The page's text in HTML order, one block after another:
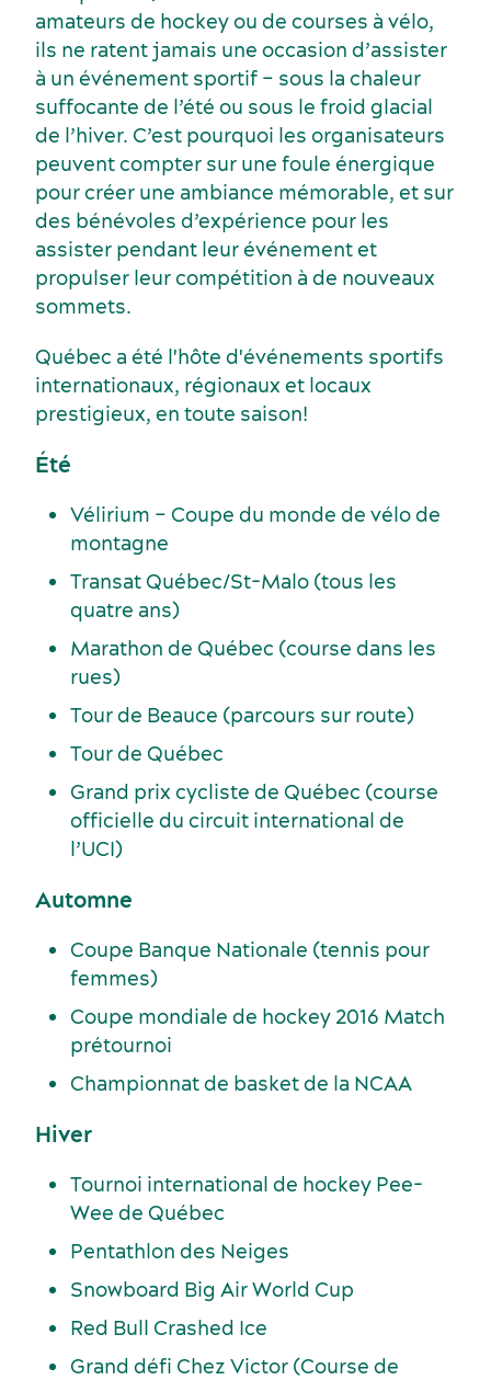
Dernières nouvelles
amateurs de hockey ou de courses à vélo,
ils ne ratent jamais une occasion d’assister
à un événement sportif – sous la chaleur
suffocante de l’été ou sous le froid glacial
de l’hiver. C’est pourquoi les organisateurs
peuvent compter sur une foule énergique
pour créer une ambiance mémorable, et sur
des bénévoles d’expérience pour les
assister pendant leur événement et
propulser leur compétition à de nouveaux
sommets.
Québec a été l'hôte d'événements sportifs
internationaux, régionaux et locaux
prestigieux, en toute saison!
Été
Vélirium – Coupe du monde de vélo de
montagne
Transat Québec/St-Malo (tous les
quatre ans)
Marathon de Québec (course dans les
rues)
Tour de Beauce (parcours sur route)
Tour de Québec
Grand prix cycliste de Québec (course
officielle du circuit international de
l’UCI)
Automne
Coupe Banque Nationale (tennis pour
femmes)
Coupe mondiale de hockey 2016 Match
prétournoi
Championnat de basket de la NCAA
Hiver
Tournoi international de hockey Pee-
Wee de Québec
Pentathlon des Neiges
Snowboard Big Air World Cup
Red Bull Crashed Ice
Grand défi Chez Victor (Course de